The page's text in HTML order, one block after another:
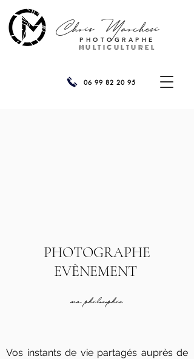
PHOTOGRAPHE
MULTICULTUREL
ChrisMarchesi
06 99 82 20 95
PHOTOGRAPHE
EVÈNEMENT
ma philosophie
Vos instants de vie partagés auprès de